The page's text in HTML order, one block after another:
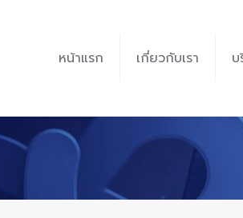
หน้าแรก เกี่ยวกับเรา บ